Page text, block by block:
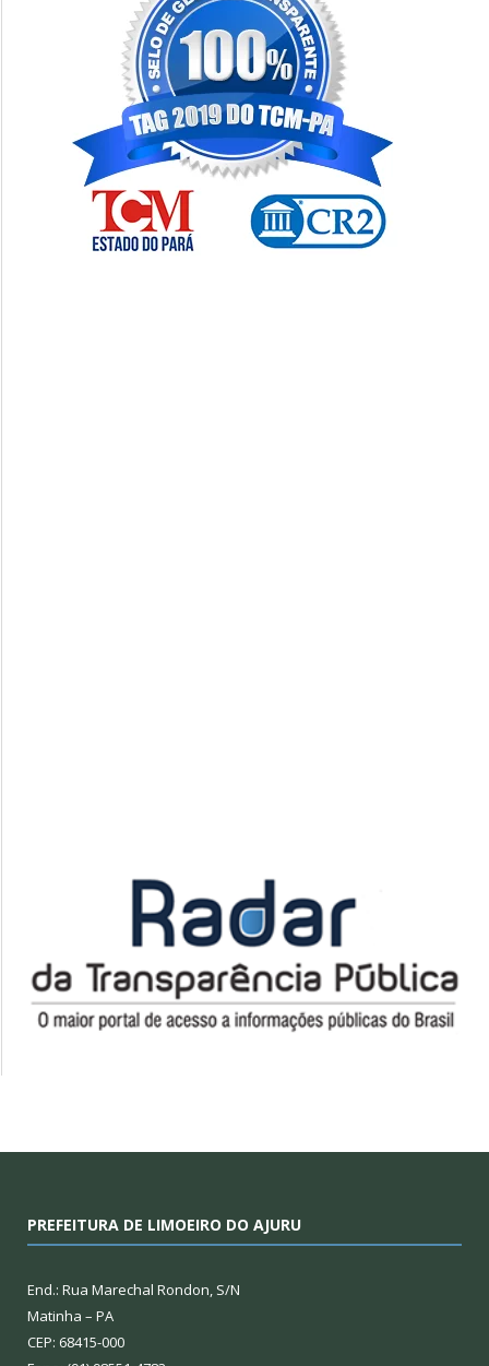
PREFEITURA DE LIMOEIRO DO AJURU
End.: Rua Marechal Rondon, S/N
Matinha – PA
CEP: 68415-000